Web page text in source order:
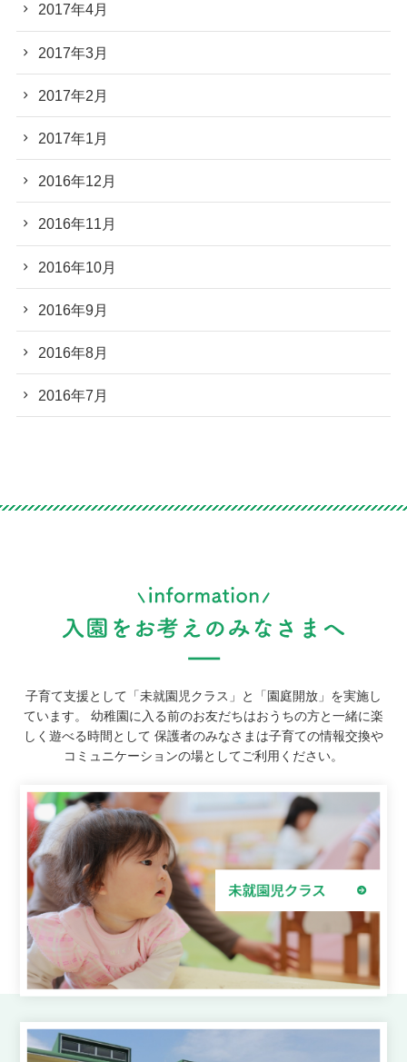
2017年4月
2017年3月
2017年2月
2017年1月
2016年12月
2016年11月
2016年10月
2016年9月
2016年8月
2016年7月
子育て支援として「未就園児クラス」と「園庭開放」を実施し
ています。
幼稚園に入る前のお友だちはおうちの方と一緒に楽
しく遊べる時間として 保護者のみなさまは子育ての情報交換や
コミュニケーションの場としてご利用ください。